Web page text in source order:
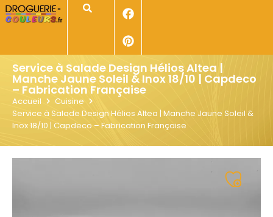
Rechercher
Service à Salade Design Hélios Altea |
Manche Jaune Soleil & Inox 18/10 | Capdeco
– Fabrication Française
Accueil
Cuisine
Service à Salade Design Hélios Altea | Manche Jaune Soleil &
Inox 18/10 | Capdeco – Fabrication Française
Panneau de gestion des cookies